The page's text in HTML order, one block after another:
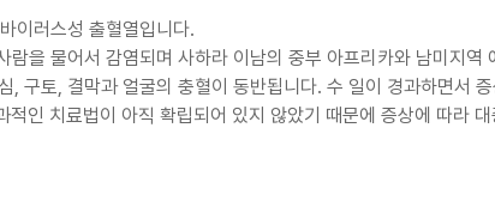
이러스성 출혈열입니다.
을 물어서 감염되며 사하라 이남의 중부 아프리카와 남미지역
구토, 결막과 얼굴의 충혈이 동반됩니다. 수 일이 경과하면서
인 치료법이 아직 확립되어 있지 않았기 때문에 증상에 따라